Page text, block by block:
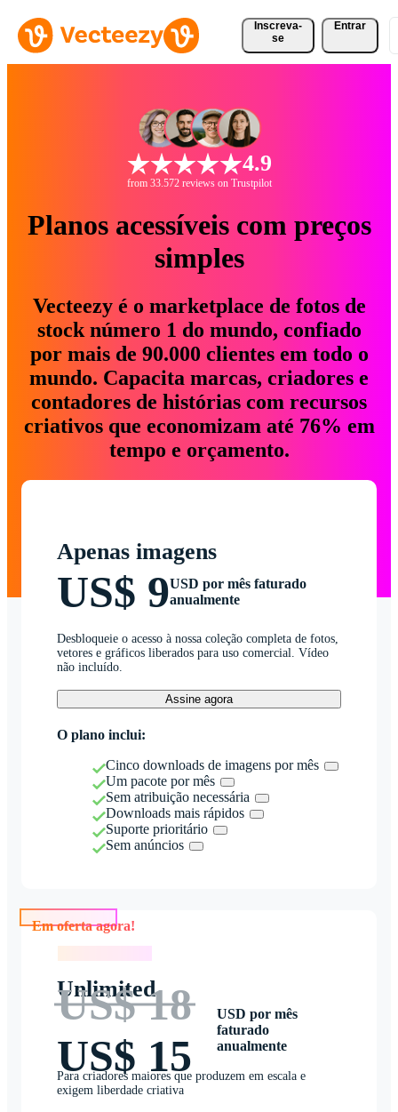
Inscreva-
se
Entrar
4.9
from 33.572 reviews on Trustpilot
Planos acessíveis com preços
simples
Vecteezy é o marketplace de fotos de
stock número 1 do mundo, confiado
por mais de 90.000 clientes em todo o
mundo. Capacita marcas, criadores e
contadores de histórias com recursos
criativos que economizam até 76% em
tempo e orçamento.
Apenas imagens
US$ 9USD por mês faturado
anualmente
Desbloqueie o acesso à nossa coleção completa de fotos,
vetores e gráficos liberados para uso comercial. Vídeo
não incluído.
Assine agora
O plano inclui:
Cinco downloads de imagens por mês
Um pacote por mês
Sem atribuição necessária
Downloads mais rápidos
Suporte prioritário
Sem anúncios
Unlimited
US$ 18
US$ 15
USD por mês
faturado
anualmente
Para criadores maiores que produzem em escala e
exigem liberdade criativa